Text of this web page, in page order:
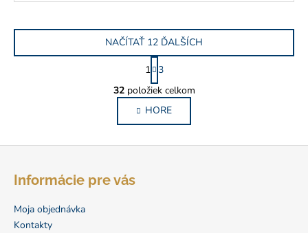
O
v
l
á
d
NAČÍTAŤ 12 ĎALŠÍCH
S
t
r
á
n
k
1
3
32položiek celkom
HORE
Informácie pre vás
Moja objednávka
Kontakty